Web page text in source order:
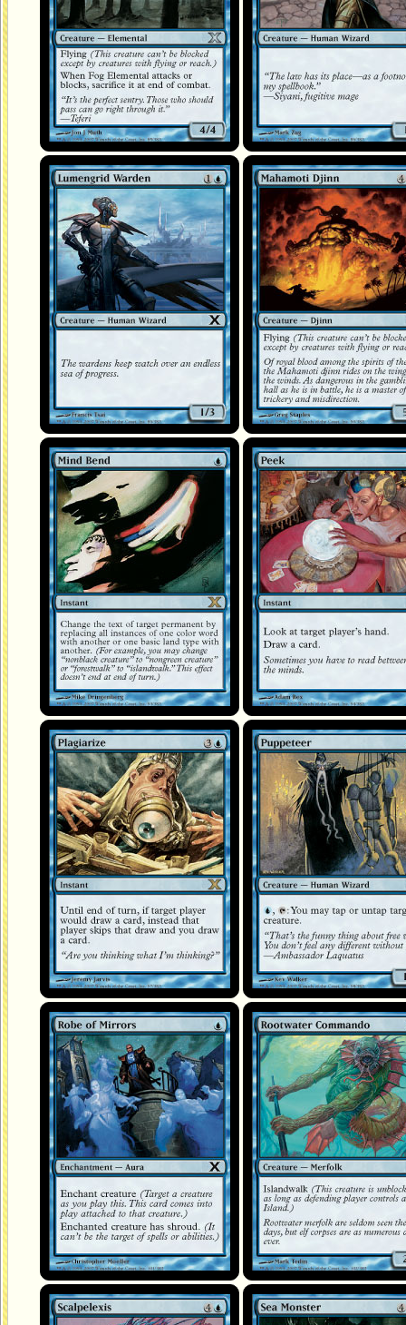
Garde de Lumengrid Djinn mahâmot
Ploiement mental Regard furtif
Plagiat Sculpteur de marionnettes
Robe de miroirs Commando de Souchemer
Scalpelexis Monstre marin